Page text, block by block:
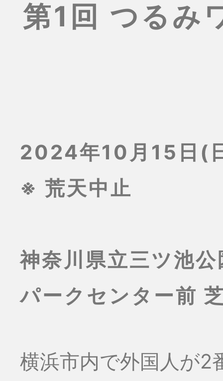
第1回 つるみ
2024年10月15日
※ 荒天中止
神奈川県立三ツ池公
パークセンター前
横浜市内で外国人が2